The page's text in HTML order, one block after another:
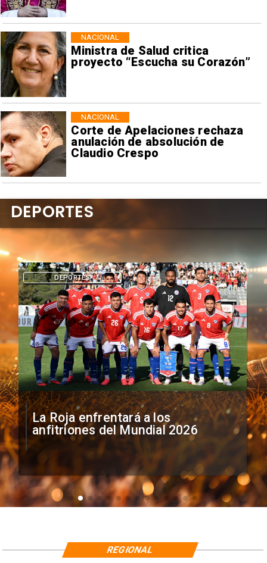
Ministra de Salud critica
proyecto “Escucha su Corazón”
NACIONAL
Corte de Apelaciones rechaza
anulación de absolución de
Claudio Crespo
NACIONAL
La Roja enfrentará a los
anfitriones del Mundial 2026
DEPORTES
DEPORTES
REGIONAL